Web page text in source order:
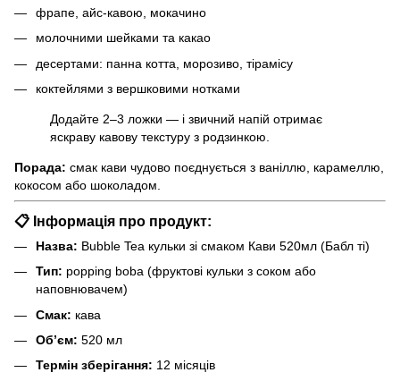
фрапе, айс-кавою, мокачино
молочними шейками та какао
десертами: панна котта, морозиво, тірамісу
коктейлями з вершковими нотками
Додайте 2–3 ложки — і звичний напій отримає
яскраву кавову текстуру з родзинкою.
Порада: смак кави чудово поєднується з ваніллю, карамеллю,
кокосом або шоколадом.
📋 Інформація про продукт:
Назва: Bubble Tea кульки зі смаком Кави 520мл (Бабл ті)
Тип: popping boba (фруктові кульки з соком або
наповнювачем)
Смак: кава
Обʼєм: 520 мл
Термін зберігання: 12 місяців